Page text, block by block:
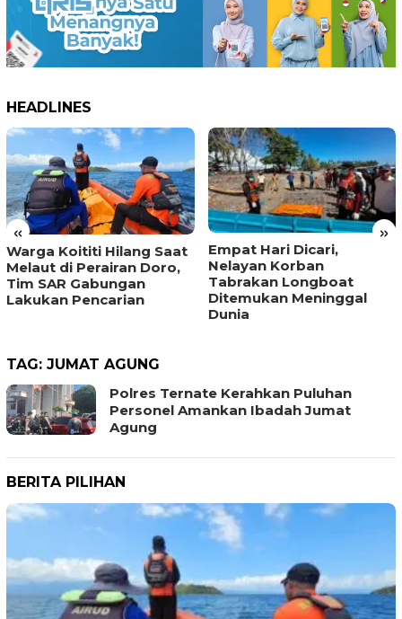
HEADLINES
« »
Warga Koititi Hilang Saat
Melaut di Perairan Doro,
Tim SAR Gabungan
Lakukan Pencarian
Empat Hari Dicari,
Nelayan Korban
Tabrakan Longboat
Ditemukan Meninggal
Dunia
TAG: JUMAT AGUNG
Polres Ternate Kerahkan Puluhan
Personel Amankan Ibadah Jumat
Agung
BERITA PILIHAN